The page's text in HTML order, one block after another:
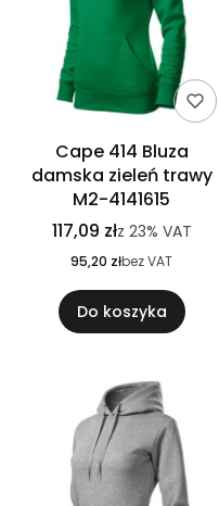
Cape 414 Bluza
damska zieleń trawy
M2-4141615
117,09 złz 23% VAT
95,20 złbez VAT
Do koszyka